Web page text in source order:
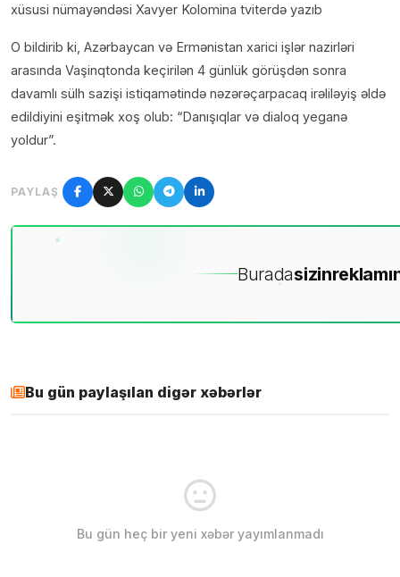
xüsusi nümayəndəsi Xavyer Kolomina tviterdə yazıb
O bildirib ki, Azərbaycan və Ermənistan xarici işlər nazirləri
arasında Vaşinqtonda keçirilən 4 günlük görüşdən sonra
davamlı sülh sazişi istiqamətində nəzərəçarpacaq irəliləyiş əldə
edildiyini eşitmək xoş olub: “Danışıqlar və dialoq yeganə
yoldur”.
PAYLAŞ
Buradasizin
Bu gün paylaşılan digər xəbərlər
Bu gün heç bir yeni xəbər yayımlanmadı